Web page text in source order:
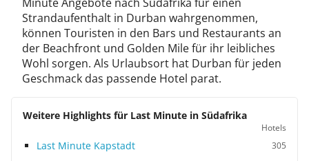
Strandaufenthalt in Durban wahrgenommen,
können Touristen in den Bars und Restaurants an
der Beachfront und Golden Mile für ihr leibliches
Wohl sorgen. Als Urlaubsort hat Durban für jeden
Geschmack das passende Hotel parat.
Weitere Highlights für Last Minute in Südafrika
Hotels
Last Minute Kapstadt 305